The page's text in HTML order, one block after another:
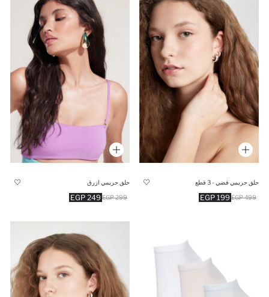
حلق حريمي فضي - 3 قطع
199 EGP 499 EGP
حلق حريمي ازرق
249 EGP 299 EGP